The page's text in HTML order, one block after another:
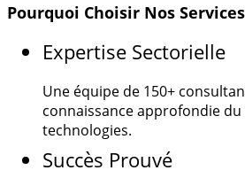
Pourquoi Choisir Nos
Expertise Sectorielle
Une équipe de 150+
connaissance approfondie
technologies.
Succès Prouvé